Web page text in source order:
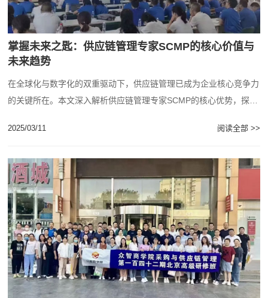
掌握未来之匙：供应链管理专家SCMP的核心价值与
未来趋势
在全球化与数字化的双重驱动下，供应链管理已成为企业核心竞争力
的关键所在。本文深入解析供应链管理专家SCMP的核心优势，探讨
2025/03/11 阅读全部 >>